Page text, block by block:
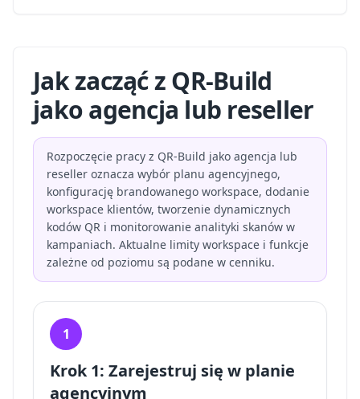
Jak zacząć z QR-Build
jako agencja lub reseller
Rozpoczęcie pracy z QR-Build jako agencja lub
reseller oznacza wybór planu agencyjnego,
konfigurację brandowanego workspace, dodanie
workspace klientów, tworzenie dynamicznych
kodów QR i monitorowanie analityki skanów w
kampaniach. Aktualne limity workspace i funkcje
zależne od poziomu są podane w cenniku.
1
Krok 1: Zarejestruj się w planie
agencyjnym